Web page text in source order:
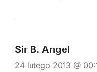
Sir B. Angel
24 lutego 2013 @